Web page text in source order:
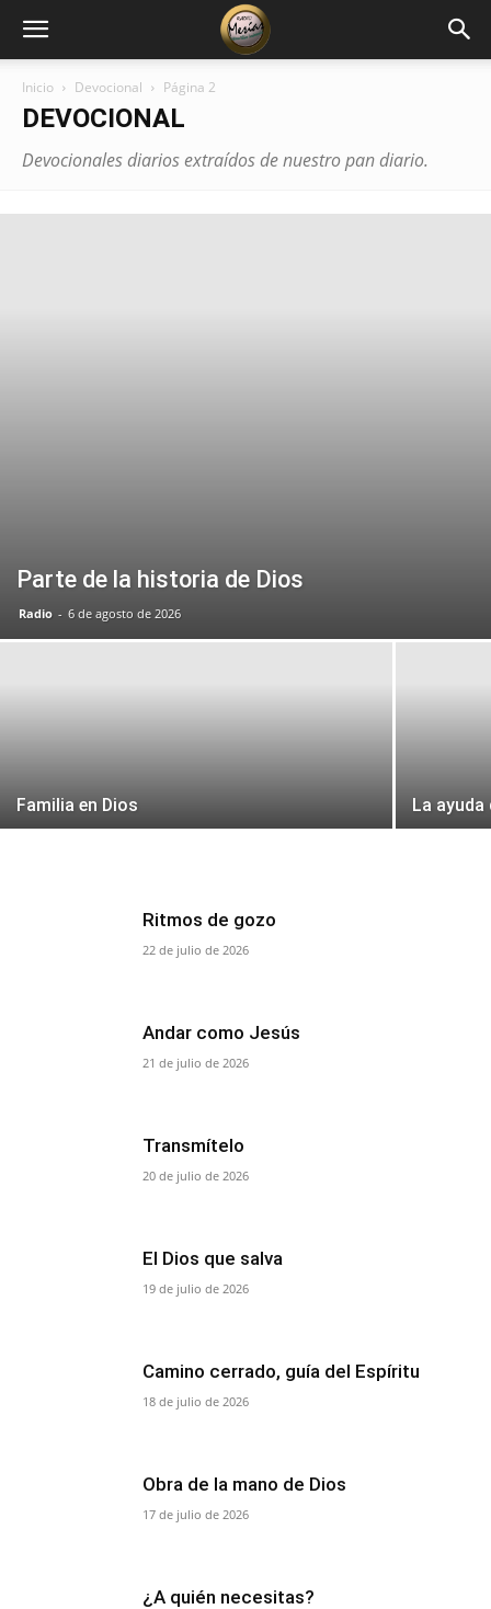
Inicio Devocional Página 2
DEVOCIONAL
Devocionales diarios extraídos de nuestro pan diario.
Parte de la historia de Dios
Radio - 6 de agosto de 2026
Familia en Dios La ayuda
Ritmos de gozo
22 de julio de 2026
Andar como Jesús
21 de julio de 2026
Transmítelo
20 de julio de 2026
El Dios que salva
19 de julio de 2026
Camino cerrado, guía del Espíritu
18 de julio de 2026
Obra de la mano de Dios
17 de julio de 2026
¿A quién necesitas?